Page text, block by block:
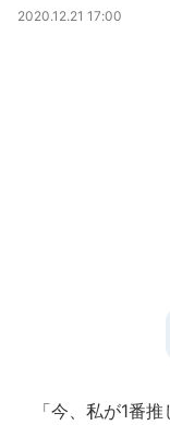
2020.12.21 17:00
「今、私が1番推